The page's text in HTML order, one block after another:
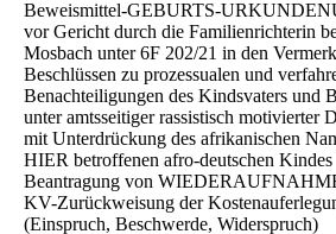
Beweismittel-GEBURTS-
vor Gericht durch die Familienrichterin
Mosbach unter 6F 202/21 in den
Beschlüssen zu prozessualen und
Benachteiligungen des Kindsvaters und
unter amtsseitiger rassistisch motivierter
mit Unterdrückung des afrikanischen
HIER betroffenen afro-deutschen Kindes
Beantragung von
KV-Zurückweisung der
(Einspruch, Beschwerde, Widerspruch)